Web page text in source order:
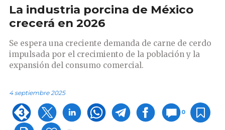
La industria porcina de México
crecerá en 2026
Se espera una creciente demanda de carne de cerdo
impulsada por el crecimiento de la población y la
expansión del consumo comercial.
4 septiembre 2025
0